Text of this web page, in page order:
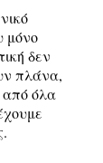
μόνο
δεν
πλάνα,
από όλα